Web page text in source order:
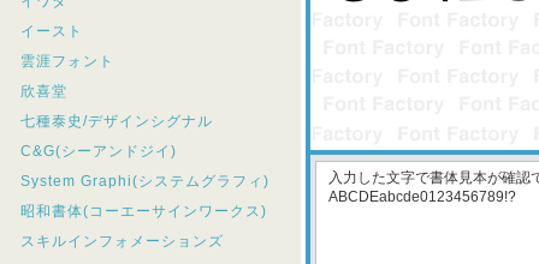
イースト
雲涯フォント
欣喜堂
七種泰史/デザインシグナル
C&G(シーアンドジイ)
System Graphi(システムグラフィ)
昭和書体(コーエーサインワークス)
スキルインフォメーションズ